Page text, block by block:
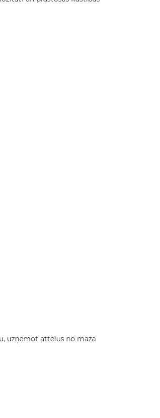
uzņemot attēlus no maza